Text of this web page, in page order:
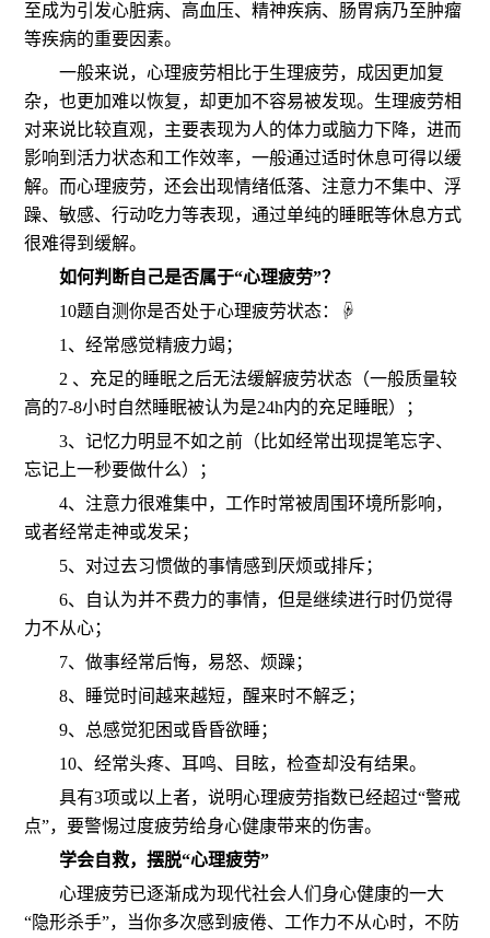
至成为引发心脏病、高血压、精神疾病、肠胃病乃至肿瘤
等疾病的重要因素。
一般来说，心理疲劳相比于生理疲劳，成因更加复
杂，也更加难以恢复，却更加不容易被发现。生理疲劳相
对来说比较直观，主要表现为人的体力或脑力下降，进而
影响到活力状态和工作效率，一般通过适时休息可得以缓
解。而心理疲劳，还会出现情绪低落、注意力不集中、浮
躁、敏感、行动吃力等表现，通过单纯的睡眠等休息方式
很难得到缓解。
如何判断自己是否属于“心理疲劳”？
10题自测你是否处于心理疲劳状态：☟
1、经常感觉精疲力竭；
2 、充足的睡眠之后无法缓解疲劳状态（一般质量较
高的7-8小时自然睡眠被认为是24h内的充足睡眠）；
3、记忆力明显不如之前（比如经常出现提笔忘字、
忘记上一秒要做什么）；
4、注意力很难集中，工作时常被周围环境所影响，
或者经常走神或发呆；
5、对过去习惯做的事情感到厌烦或排斥；
6、自认为并不费力的事情，但是继续进行时仍觉得
力不从心；
7、做事经常后悔，易怒、烦躁；
8、睡觉时间越来越短，醒来时不解乏；
9、总感觉犯困或昏昏欲睡；
10、经常头疼、耳鸣、目眩，检查却没有结果。
具有3项或以上者，说明心理疲劳指数已经超过“警戒
点”，要警惕过度疲劳给身心健康带来的伤害。
学会自救，摆脱“心理疲劳”
心理疲劳已逐渐成为现代社会人们身心健康的一大
“隐形杀手”，当你多次感到疲倦、工作力不从心时，不防